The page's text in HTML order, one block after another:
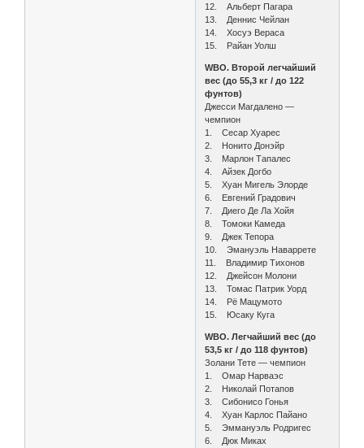
12. Альберт Пагара
13. Деннис Чейлан
14. Хосуэ Вераса
15. Райан Уолш
WBO. Второй легчайший
вес (до 55,3 кг / до 122
фунтов)
Джесси Магдалено —
чемпион
1. Сесар Хуарес
2. Нонито Донэйр
3. Марлон Тапалес
4. Айзек Догбо
5. Хуан Мигель Элорде
6. Евгений Градович
7. Диего Де Ла Хойя
8. Томоки Камеда
9. Джек Тепора
10. Эмануэль Наваррете
11. Владимир Тихонов
12. Джейсон Молони
13. Томас Патрик Уорд
14. Рё Мацумото
15. Юсаку Куга
WBO. Легчайший вес (до
53,5 кг / до 118 фунтов)
Золани Тете — чемпион
1. Омар Нарваэс
2. Николай Потапов
3. Сибонисо Гонья
4. Хуан Карлос Пайано
5. Эммануэль Родригес
6. Дюк Миках